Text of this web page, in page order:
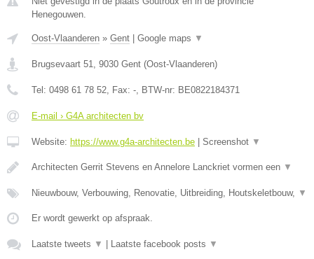
Henegouwen.
Oost-Vlaanderen » Gent Google maps ▼
Brugsevaart 51, 9030 Gent (Oost-Vlaanderen)
Tel: 0498 61 78 52, Fax: -, BTW-nr: BE0822184371
E-mail › G4A architecten bv
Website: https://www.g4a-architecten.be Screenshot ▼
Architecten Gerrit Stevens en Annelore Lanckriet vormen een ▼
Nieuwbouw, Verbouwing, Renovatie, Uitbreiding, Houtskeletbouw, ▼
Er wordt gewerkt op afspraak.
Laatste tweets ▼ Laatste facebook posts ▼